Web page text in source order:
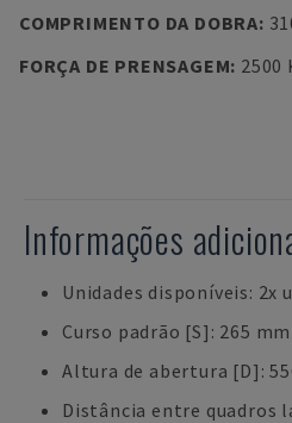
COMPRIMENTO DA DOBRA:
FORÇA DE PRENSAGEM: 2500
Informações
Unidades disponíveis: 2x
Curso padrão [S]: 265 mm
Altura de abertura [D]:
Distância entre quadros